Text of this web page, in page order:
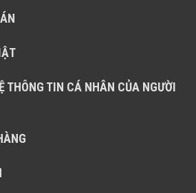
THÔNG TIN CÁ NHÂN CỦA NGƯỜI